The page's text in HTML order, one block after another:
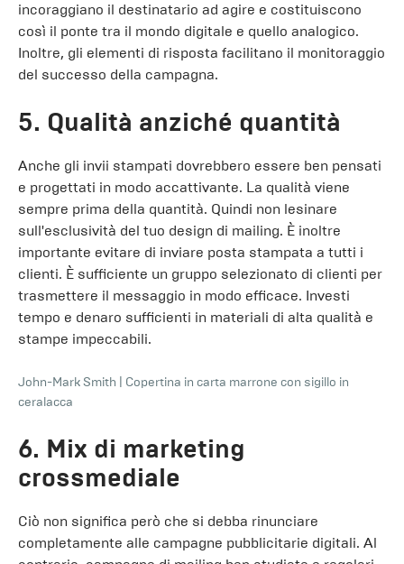
incoraggiano il destinatario ad agire e costituiscono
così il ponte tra il mondo digitale e quello analogico.
Inoltre, gli elementi di risposta facilitano il monitoraggio
del successo della campagna.
5. Qualità anziché quantità
Anche gli invii stampati dovrebbero essere ben pensati
e progettati in modo accattivante. La qualità viene
sempre prima della quantità. Quindi non lesinare
sull'esclusività del tuo design di mailing. È inoltre
importante evitare di inviare posta stampata a tutti i
clienti. È sufficiente un gruppo selezionato di clienti per
trasmettere il messaggio in modo efficace. Investi
tempo e denaro sufficienti in materiali di alta qualità e
stampe impeccabili.
John-Mark Smith
Copertina in carta marrone con sigillo in
ceralacca
6. Mix di marketing
crossmediale
Ciò non significa però che si debba rinunciare
completamente alle campagne pubblicitarie digitali. Al